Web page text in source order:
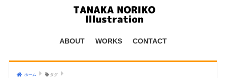
ABOUT WORKS CONTACT
ホーム タグ